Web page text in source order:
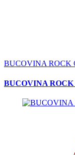
BUCOVINA ROCK
BUCOVINA ROCK